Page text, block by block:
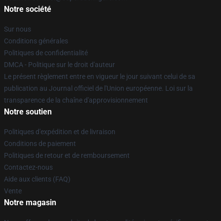
Notre société
Sur nous
Conditions générales
Politiques de confidentialité
DMCA - Politique sur le droit d'auteur
Le présent règlement entre en vigueur le jour suivant celui de sa
publication au Journal officiel de l'Union européenne. Loi sur la
transparence de la chaîne d'approvisionnement
Notre soutien
Politiques d'expédition et de livraison
Conditions de paiement
Politiques de retour et de remboursement
Contactez-nous
Aide aux clients (FAQ)
Vente
Notre magasin